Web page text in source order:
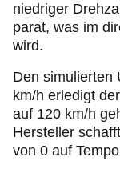
niedriger
parat, was im
wird.
Den simulierten
km/h erledigt
auf 120 km/h
Hersteller
von 0 auf